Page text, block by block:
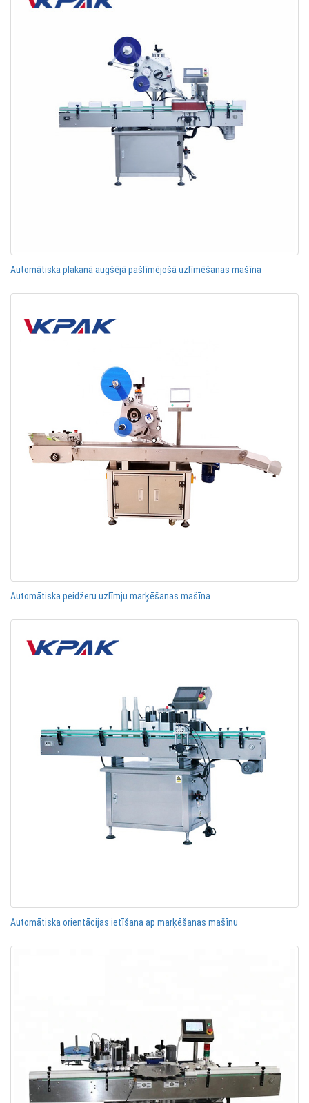
Automātiska plakanā augšējā pašlīmējošā uzlīmēšanas mašīna
Automātiska peidžeru uzlīmju marķēšanas mašīna
Automātiska orientācijas ietīšana ap marķēšanas mašīnu